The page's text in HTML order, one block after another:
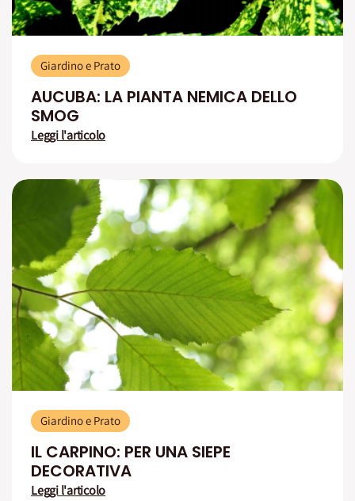
Giardino e Prato
AUCUBA: LA PIANTA NEMICA DELLO
SMOG
Leggi l'articolo
Giardino e Prato
IL CARPINO: PER UNA SIEPE
DECORATIVA
Leggi l'articolo